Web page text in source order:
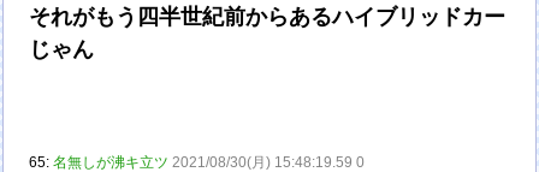
それがもう四半世紀前からあるハイブリッドカー
じゃん
65:名無しが沸キ立ツ 2021/08/30(月) 15:48:19.59 0